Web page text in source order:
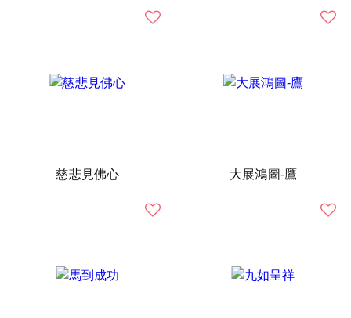
慈悲見佛心 大展鴻圖-鷹